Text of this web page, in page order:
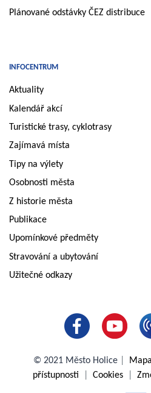
Plánované odstávky ČEZ distribuce
INFOCENTRUM
Aktuality
Kalendář akcí
Turistické trasy, cyklotrasy
Zajímavá místa
Tipy na výlety
Osobnosti města
Z historie města
Publikace
Upomínkové předměty
Stravování a ubytování
Užitečné odkazy
© 2021 Město Holice
přístupnosti
Cookies